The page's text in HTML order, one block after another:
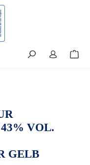
VOL.
GELB